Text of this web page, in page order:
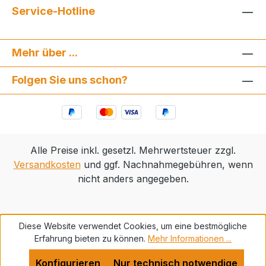
Service-Hotline
Mehr über ...
Folgen Sie uns schon?
Alle Preise inkl. gesetzl. Mehrwertsteuer zzgl.
Versandkostenund ggf. Nachnahmegebühren, wenn
nicht anders angegeben.
Diese Website verwendet Cookies, um eine bestmögliche
Erfahrung bieten zu können. Mehr Informationen ...
Nur technisch notwendige
Konfigurieren